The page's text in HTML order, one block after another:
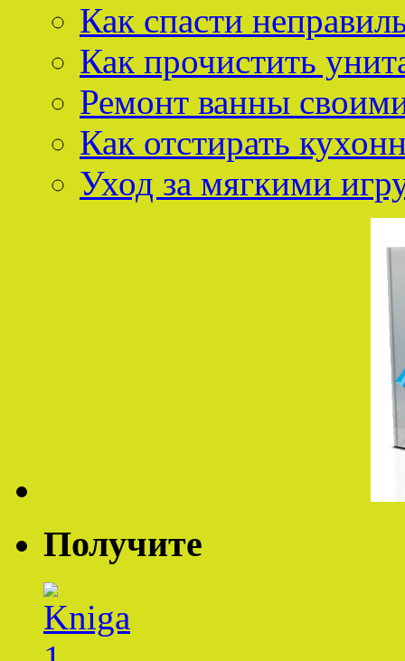
Как спасти
Как прочистить
Ремонт ванны
Как отстирать
Уход за мягкими
Получите